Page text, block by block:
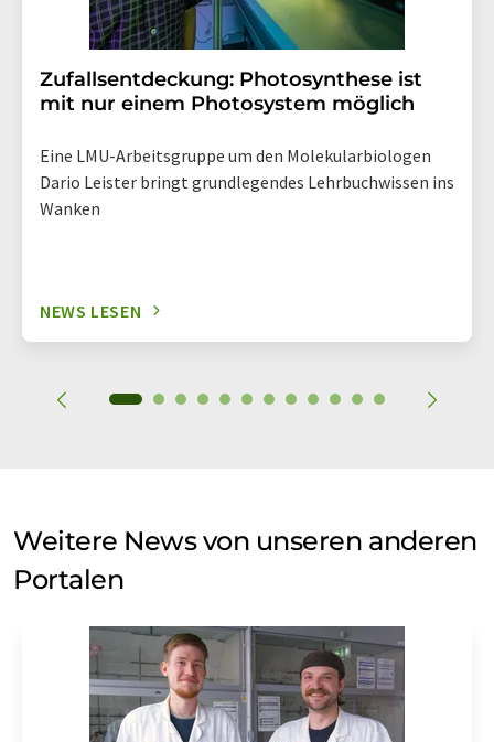
Zufallsentdeckung: Photosynthese ist
mit nur einem Photosystem möglich
Eine LMU-Arbeitsgruppe um den Molekularbiologen
Dario Leister bringt grundlegendes Lehrbuchwissen ins
Wanken
NEWS LESEN
Weitere News von unseren anderen
Portalen